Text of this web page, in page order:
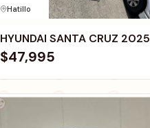
Hatillo
HYUNDAI SANTA CRUZ 2025
$47,995